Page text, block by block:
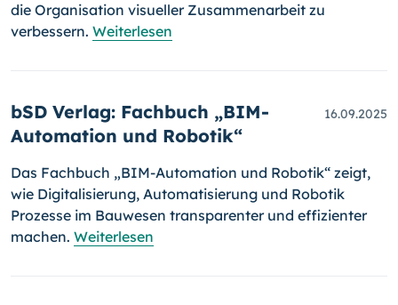
die Organisation visueller Zusammenarbeit zu
verbessern. Weiterlesen
bSD Verlag: Fachbuch „BIM-
Automation und Robotik“
16.09.2025
Das Fachbuch „BIM-Automation und Robotik“ zeigt,
wie Digitalisierung, Automatisierung und Robotik
Prozesse im Bauwesen transparenter und effizienter
machen. Weiterlesen